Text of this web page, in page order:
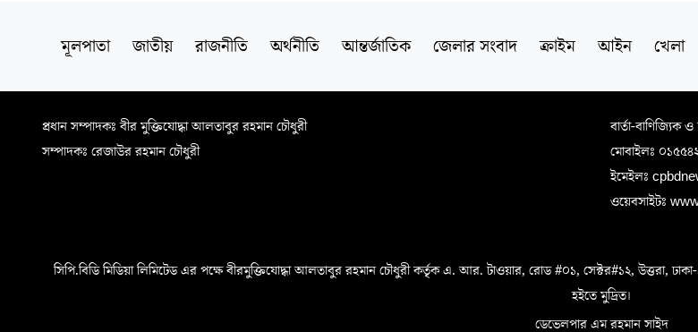
মূলপাতা জাতীয় রাজনীতি অর্থনীতি আন্তর্জাতিক জেলার সংবাদ ক্রাইম আইন খেলা
প্রধান সম্পাদকঃ বীর মুক্তিযোদ্ধা আলতাবুর রহমান চৌধুরী
সম্পাদকঃ রেজাউর রহমান চৌধুরী
বার্তা-বাণিজ্যিক
মোবাইলঃ
ইমেইলঃ
ওয়েবসাইটঃ
সিপি.বিডি মিডিয়া লিমিটেড এর পক্ষে বীরমুক্তিযোদ্ধা আলতাবুর রহমান চৌধুরী কর্তৃক এ. আর. টাওয়ার, রোড #০১, সেক্টর#১২, উত্তরা, ঢাকা-
হইতে মুদ্রিত।
ডেভেলপার এম রহমান সাইদ